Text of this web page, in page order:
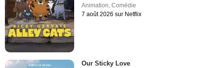
Animation,Comédie
7 août 2026 sur Netflix
Our Sticky Love